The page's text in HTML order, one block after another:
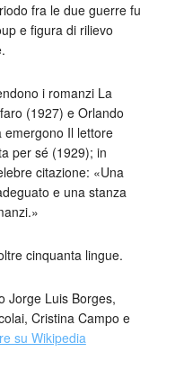
fra le due guerre fu
e figura di rilievo
i romanzi La
(1927) e Orlando
emergono Il lettore
per sé (1929); in
citazione: «Una
e una stanza
cinquanta lingue.
Jorge Luis Borges,
Cristina Campo e
su Wikipedia